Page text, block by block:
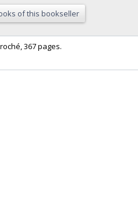
of this bookseller
367 pages.